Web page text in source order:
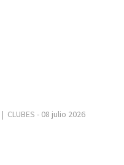
| CLUBES - 08 julio 2026